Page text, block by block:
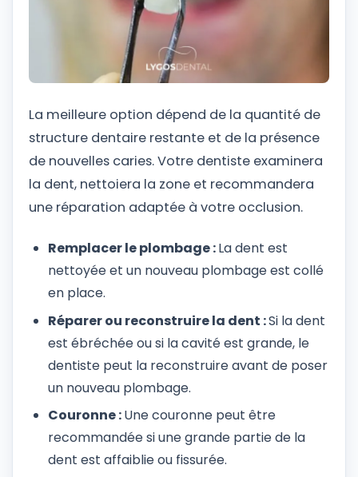
La meilleure option dépend de la quantité de
structure dentaire restante et de la présence
de nouvelles caries. Votre dentiste examinera
la dent, nettoiera la zone et recommandera
une réparation adaptée à votre occlusion.
Remplacer le plombage :La dent est
nettoyée et un nouveau plombage est collé
en place.
Réparer ou reconstruire la dent :Si la dent
est ébréchée ou si la cavité est grande, le
dentiste peut la reconstruire avant de poser
un nouveau plombage.
Couronne :Une couronne peut être
recommandée si une grande partie de la
dent est affaiblie ou fissurée.